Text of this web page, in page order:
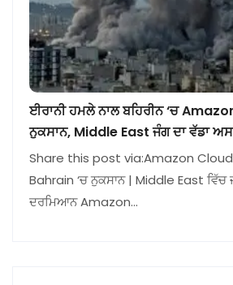
ਈਰਾਨੀ ਹਮਲੇ ਨਾਲ ਬਹਿਰੀਨ ‘ਚ
ਨੁਕਸਾਨ, Middle East ਜੰਗ ਦਾ ਵੱਡਾ
Share this post via:Amazon Cloud
Bahrain ‘ਚ ਨੁਕਸਾਨ | Middle East ਵਿੱਚ
ਦਰਮਿਆਨ Amazon…